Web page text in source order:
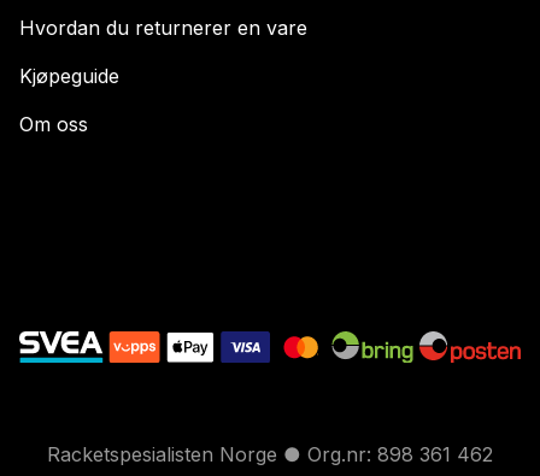
Hvordan du returnerer en vare
Kjøpeguide
Om oss
Racketspesialisten Norge ● Org.nr: 898 361 462